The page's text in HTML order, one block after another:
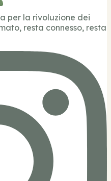
per la rivoluzione dei
resta connesso, resta